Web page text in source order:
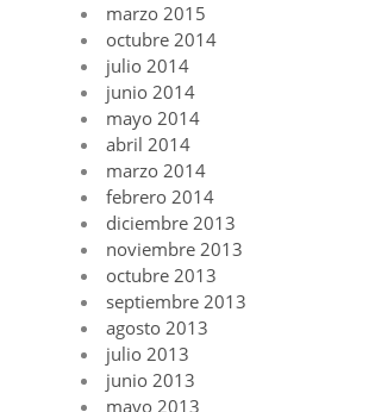
marzo 2015
octubre 2014
julio 2014
junio 2014
mayo 2014
abril 2014
marzo 2014
febrero 2014
diciembre 2013
noviembre 2013
octubre 2013
septiembre 2013
agosto 2013
julio 2013
junio 2013
mayo 2013